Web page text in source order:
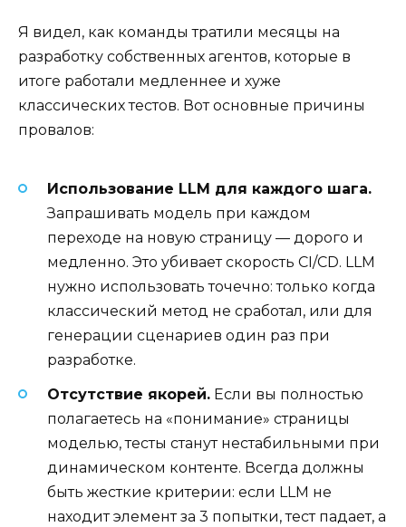
Я видел, как команды тратили месяцы на
разработку собственных агентов, которые в
итоге работали медленнее и хуже
классических тестов. Вот основные причины
провалов:
Использование LLM для каждого шага.
Запрашивать модель при каждом
переходе на новую страницу — дорого и
медленно. Это убивает скорость CI/CD. LLM
нужно использовать точечно: только когда
классический метод не сработал, или для
генерации сценариев один раз при
разработке.
Отсутствие якорей. Если вы полностью
полагаетесь на «понимание» страницы
моделью, тесты станут нестабильными при
динамическом контенте. Всегда должны
быть жесткие критерии: если LLM не
находит элемент за 3 попытки, тест падает, а